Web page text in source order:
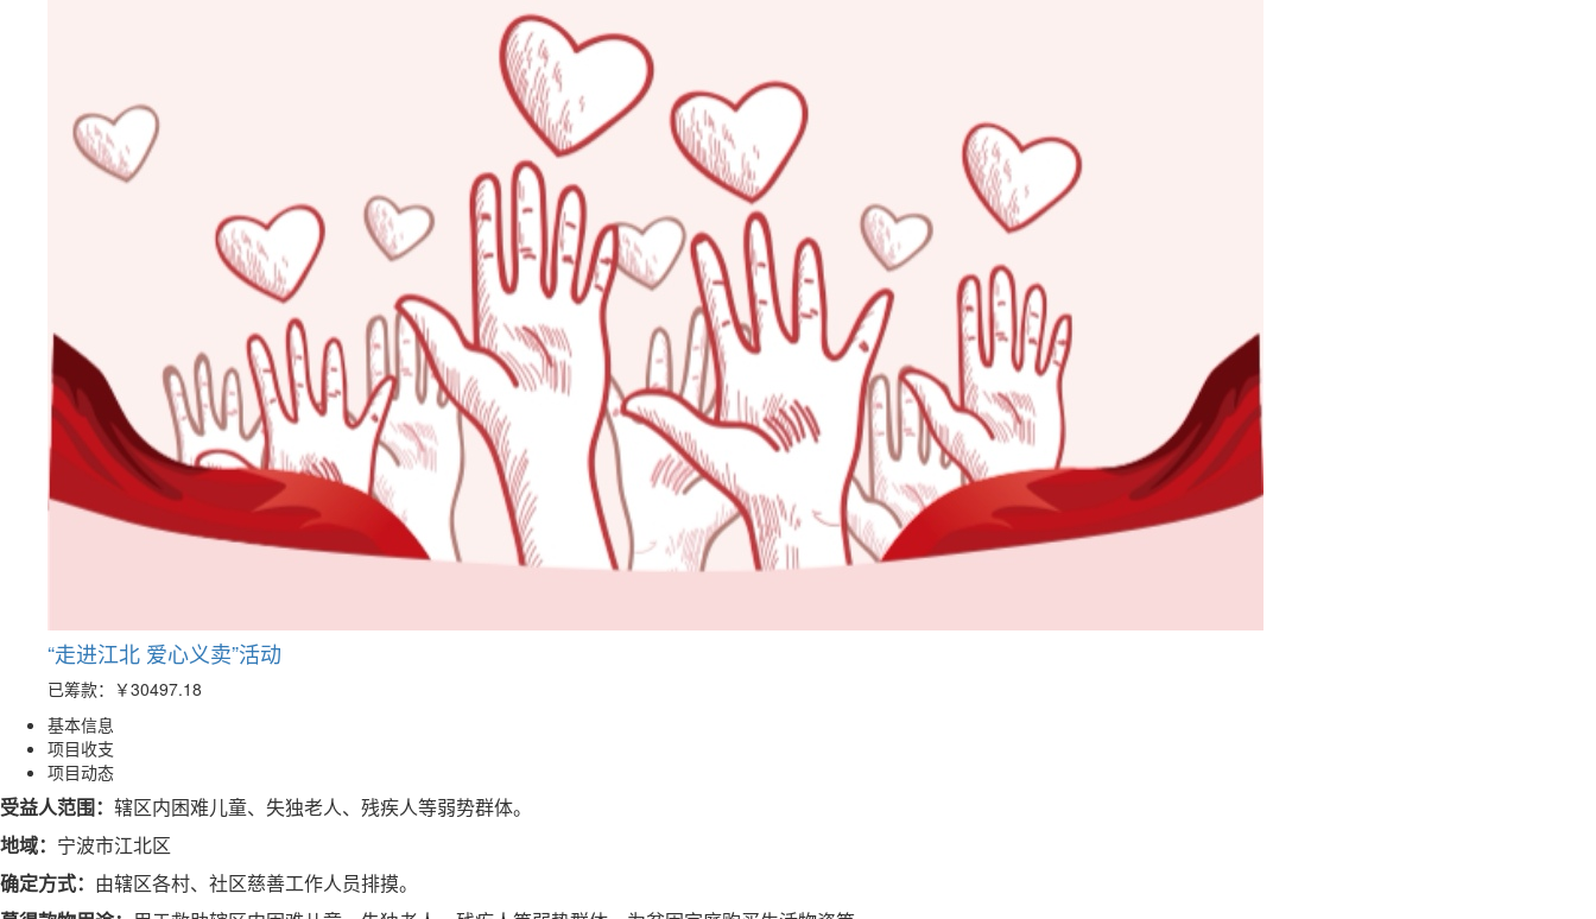
“走进江北 爱心义卖”活动
已筹款： ￥30497.18
基本信息
项目收支
项目动态
受益人范围： 辖区内困难儿童、失独老人、残疾人等弱势群体。
地域： 宁波市江北区
确定方式： 由辖区各村、社区慈善工作人员排摸。